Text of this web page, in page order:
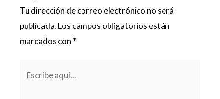
Tu dirección de correo electrónico no será
publicada. Los campos obligatorios están
marcados con *